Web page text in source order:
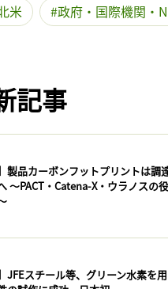
米
政府・国際機関・
記事
製品カーボンフットプリントは調
〜PACT・Catena-X・ウラノスの
JFEスチール等、グリーン水素を